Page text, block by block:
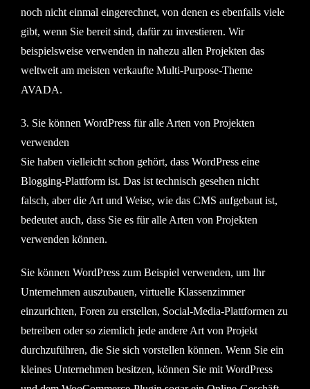
noch nicht einmal eingerechnet, von denen es ebenfalls viele
gibt, wenn Sie bereit sind, dafür zu investieren. Wir
beispielsweise verwenden in nahezu allen Projekten das
weltweit am meisten verkaufte Multi-Purpose-Theme
AVADA.
3. Sie können WordPress für alle Arten von Projekten
verwenden
Sie haben vielleicht schon gehört, dass WordPress eine
Blogging-Plattform ist. Das ist technisch gesehen nicht
falsch, aber die Art und Weise, wie das CMS aufgebaut ist,
bedeutet auch, dass Sie es für alle Arten von Projekten
verwenden können.
Sie können WordPress zum Beispiel verwenden, um Ihr
Unternehmen auszubauen, virtuelle Klassenzimmer
einzurichten, Foren zu erstellen, Social-Media-Plattformen zu
betreiben oder so ziemlich jede andere Art von Projekt
durchzuführen, die Sie sich vorstellen können. Wenn Sie ein
kleines Unternehmen besitzen, können Sie mit WordPress